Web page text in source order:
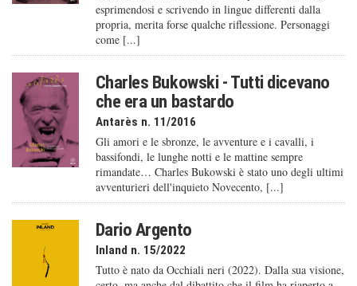
esprimendosi e scrivendo in lingue differenti dalla
propria, merita forse qualche riflessione. Personaggi
come [...]
Charles Bukowski - Tutti dicevano
che era un bastardo
Antarès n. 11/2016
Gli amori e le sbronze, le avventure e i cavalli, i
bassifondi, le lunghe notti e le mattine sempre
rimandate… Charles Bukowski è stato uno degli ultimi
avventurieri dell'inquieto Novecento, [...]
Dario Argento
Inland n. 15/2022
Tutto è nato da Occhiali neri (2022). Dalla sua visione,